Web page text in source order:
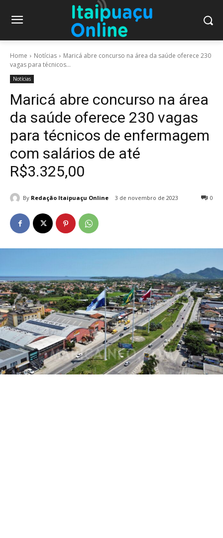
Home Notícias
Maricá abre concurso na área da saúde oferece 230
vagas para técnicos...
Notícias
Maricá abre concurso na área
da saúde oferece 230 vagas
para técnicos de enfermagem
com salários de até
R$3.325,00
By Redação Itaipuaçu Online 3 de novembro de 2023 0